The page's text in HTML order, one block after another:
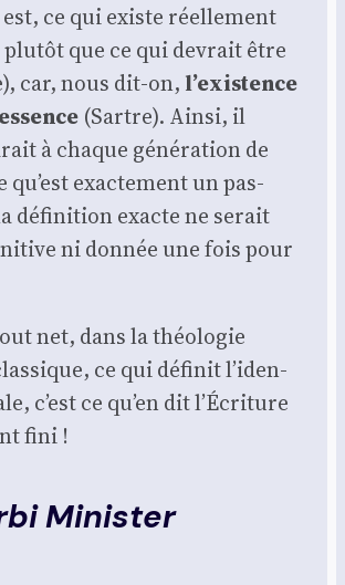
est, ce qui existe réel­le­ment
que ce qui devrait être
car, nous dit-on, l’existence
(Sartre). Ain­si, il
à chaque géné­ra­tion de
qu’est exac­te­ment un pas­
défi­ni­tion exacte ne serait
ni don­née une fois pour
net, dans la théo­lo­gie
ce qui défi­nit l’i­den­
c’est ce qu’en dit l’Écriture
fini !
Minister